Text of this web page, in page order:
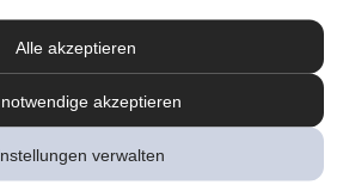
Alle akzeptieren
akzeptieren
verwalten
hier an und sichern Sie
Gutschein* für unsere